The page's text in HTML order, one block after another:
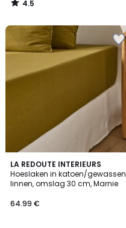
4.5
/
LA REDOUTE INTERIEURS
Hoeslaken in katoen/gewassen
linnen, omslag 30 cm, Marnie
64.99 €
5
/
5